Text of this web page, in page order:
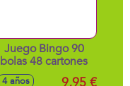
Juego Bingo 90
bolas 48 cartones
4 años